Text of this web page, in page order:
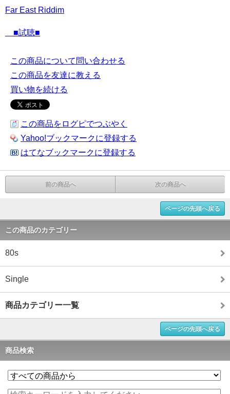
Far East Riddim
■試聴■
この商品について問い合わせる
この商品を友達に教える
買い物を続ける
この商品をログピでつぶやく
Yahoo!ブックマークに登録する
はてなブックマークに登録する
前の商品へ 次の商品へ
ページの先頭へ戻る
この商品のカテゴリー
80s
Single
商品カテゴリー一覧
ページの先頭へ戻る
商品検索